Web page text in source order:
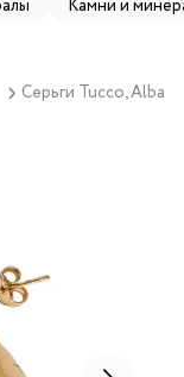
Камни и
Серьги Tucco, Alba,